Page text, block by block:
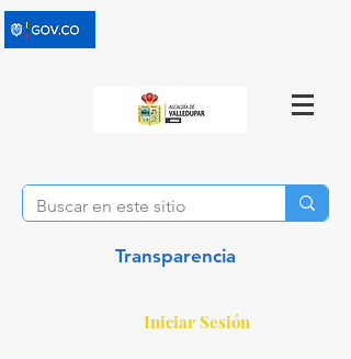
Transparencia
Iniciar Sesión